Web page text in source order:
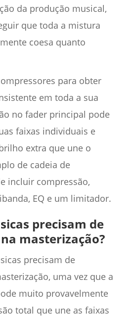
da produção musical,
que toda a mistura
coesa quanto
para obter
em toda a sua
no fader principal pode
faixas individuais e
extra que une o
de cadeia de
incluir compressão,
EQ e um limitador.
precisam de
masterização?
precisam de
uma vez que a
muito provavelmente
total que une as faixas